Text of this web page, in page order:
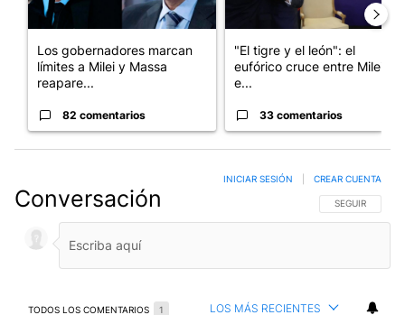
Los gobernadores marcan
límites a Milei y Massa
reapare...
82 comentarios
"El tigre y el león": el
eufórico cruce entre Milei y
e...
33 comentarios
Conversación SIGA ESTA
SEGUIR
INICIAR SESIÓN CREAR CUENTA
TODOS LOS COMENTARIOS 1 LOS MÁS RECIENTES